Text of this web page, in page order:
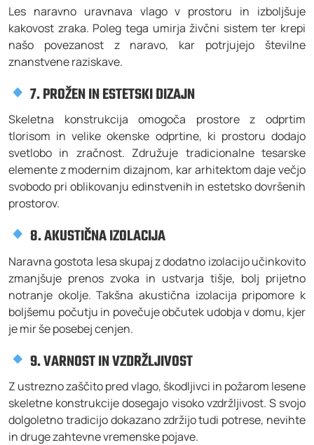
Les naravno uravnava vlago v prostoru in izboljšuje
kakovost zraka. Poleg tega umirja živčni sistem ter krepi
našo povezanost z naravo, kar potrjujejo številne
znanstvene raziskave.
7. PROŽEN IN ESTETSKI DIZAJN
Skeletna konstrukcija omogoča prostore z odprtim
tlorisom in velike okenske odprtine, ki prostoru dodajo
svetlobo in zračnost. Združuje tradicionalne tesarske
elemente z modernim dizajnom, kar arhitektom daje večjo
svobodo pri oblikovanju edinstvenih in estetsko dovršenih
prostorov.
8. AKUSTIČNA IZOLACIJA
Naravna gostota lesa skupaj z dodatno izolacijo učinkovito
zmanjšuje prenos zvoka in ustvarja tišje, bolj prijetno
notranje okolje. Takšna akustična izolacija pripomore k
boljšemu počutju in povečuje občutek udobja v domu, kjer
je mir še posebej cenjen.
9. VARNOST IN VZDRŽLJIVOST
Z ustrezno zaščito pred vlago, škodljivci in požarom lesene
skeletne konstrukcije dosegajo visoko vzdržljivost. S svojo
dolgoletno tradicijo dokazano zdržijo tudi potrese, nevihte
in druge zahtevne vremenske pojave.